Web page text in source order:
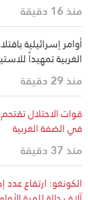
منذ 16 دقيقة
الغربية تمهيداً
منذ 29 دقيقة
قوات الاحتلال
في الضفة الغربية
منذ 37 دقيقة